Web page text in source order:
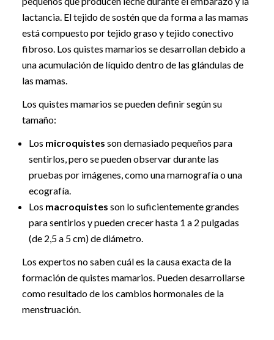
lactancia. El tejido de sostén que da forma a las mamas
está compuesto por tejido graso y tejido conectivo
fibroso. Los quistes mamarios se desarrollan debido a
una acumulación de líquido dentro de las glándulas de
las mamas.
Los quistes mamarios se pueden definir según su
tamaño:
Los microquistes son demasiado pequeños para
sentirlos, pero se pueden observar durante las
pruebas por imágenes, como una mamografía o una
ecografía.
Los macroquistes son lo suficientemente grandes
para sentirlos y pueden crecer hasta 1 a 2 pulgadas
(de 2,5 a 5 cm) de diámetro.
Los expertos no saben cuál es la causa exacta de la
formación de quistes mamarios. Pueden desarrollarse
como resultado de los cambios hormonales de la
menstruación.